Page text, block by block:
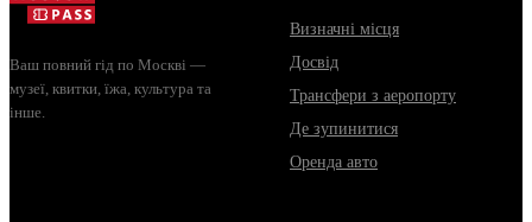
Ваш повний гід по Москві —
музеї, квитки, їжа, культура та
інше.
Визначні місця
Досвід
Трансфери з аеропорту
Де зупинитися
Оренда авто